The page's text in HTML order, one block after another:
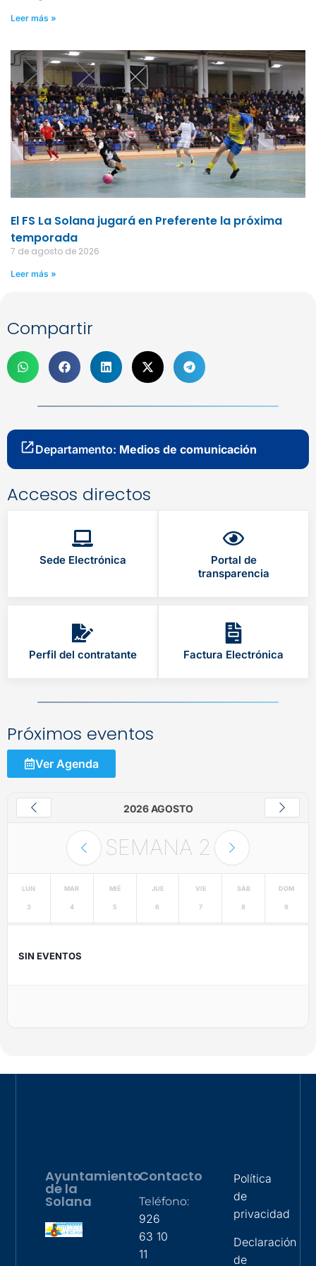
Leer más »
El FS La Solana jugará en Preferente la próxima
temporada
7 de agosto de 2026
Leer más »
Compartir
Departamento: Medios de comunicación
Accesos directos
Sede Electrónica
Portal de
transparencia
Perfil del contratante Factura Electrónica
Próximos eventos
Ver Agenda
2026 AGOSTO
SEMANA 2
LUN
3
MAR
4
MIÉ
5
JUE
6
VIE
7
SÁB
8
DOM
9
SIN EVENTOS
Ayuntamiento
de la
Solana
Contacto
Teléfono:
926
63 10
11
Política
de
privacidad
Declaración
de